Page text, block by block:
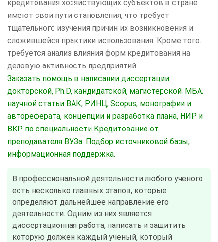
кредитования хозяйствующих субъектов в стране
имеют свои пути становления, что требует
тщательного изучения причин их возникновения и
сложившейся практики использования. Кроме того,
требуется анализ влияния форм кредитования на
деловую активность предприятий.
Заказать помощь в написании диссертации
докторской, Ph.D, кандидатской, магистерской, МБА.
научной статьи ВАК, РИНЦ, Scopus, монографии и
автореферата, концепции и разработка плана, НИР и
ВКР по специальности Кредитование от
преподавателя ВУЗа. Подбор источниковой базы,
информационная поддержка.
В профессиональной деятельности любого ученого
есть несколько главных этапов, которые
определяют дальнейшее направление его
деятельности. Одним из них является
диссертационная работа, написать и защитить
которую должен каждый ученый, который